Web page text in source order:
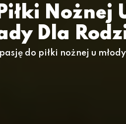
Nożnej
Dla
do piłki nożnej u